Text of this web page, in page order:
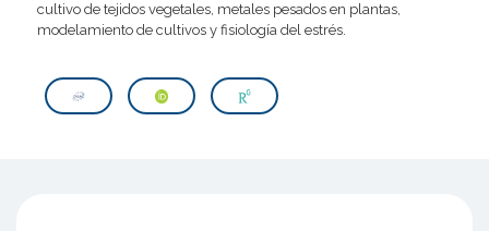
cultivo de tejidos vegetales, metales pesados en plantas,
modelamiento de cultivos y fisiología del estrés.